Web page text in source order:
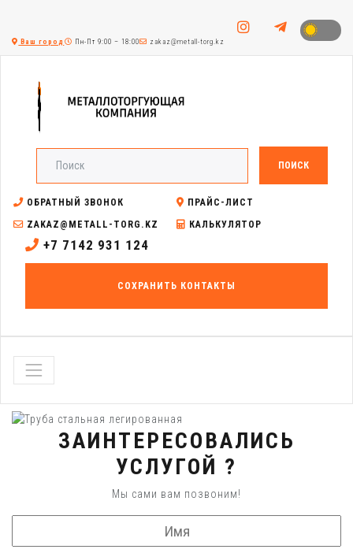
Ваш город Пн-Пт 9:00 – 18:00 zakaz@metall-torg.kz
ПОИСК
ОБРАТНЫЙ ЗВОНОК
ПРАЙС-ЛИСТ
ZAKAZ@METALL-TORG.KZ
КАЛЬКУЛЯТОР
+7 7142 931 124
СОХРАНИТЬ КОНТАКТЫ
ЗАИНТЕРЕСОВАЛИСЬ
УСЛУГОЙ ?
Мы сами вам позвоним!